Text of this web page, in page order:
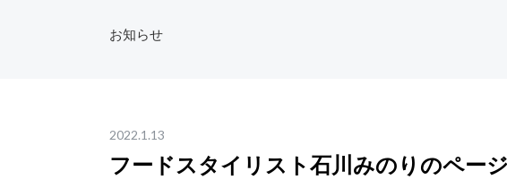
お知らせ
2022.1.13
フードスタイリスト石川みのりのペー